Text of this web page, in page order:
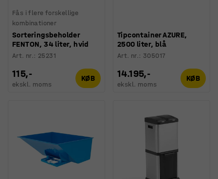
Fås i flere forskellige
kombinationer
Sorteringsbeholder
FENTON, 34 liter, hvid
Art. nr.: 25231
115,-
ekskl. moms
KØB
Tipcontainer AZURE,
2500 liter, blå
Art. nr.: 305017
14.195,-
ekskl. moms
KØB